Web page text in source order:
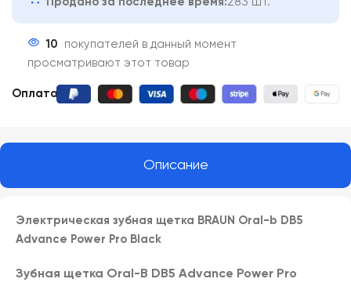
10
покупателей в данный момент
просматривают этот товар
Оплата:
Описание
Электрическая зубная щетка BRAUN Oral-b DB5
Advance Power Pro Black
Зубная щетка Oral-B DB5 Advance Power Pro